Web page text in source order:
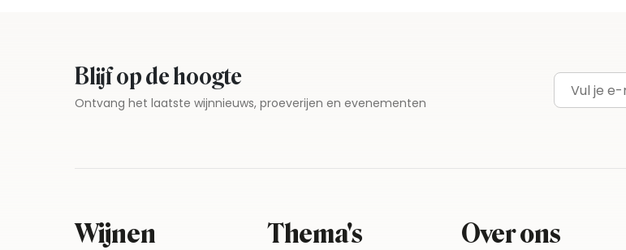
Blijf op de hoogte
Ontvang het laatste wijnnieuws, proeverijen en evenementen E-mailadres
Wijnen Thema's Over ons